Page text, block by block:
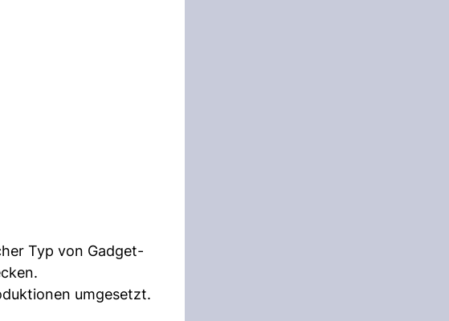
Typ von Gadget-
umgesetzt.